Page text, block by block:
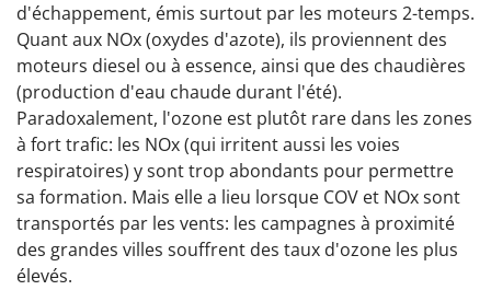
d'échappement, émis surtout par les moteurs 2-temps.
Quant aux NOx (oxydes d'azote), ils proviennent des
moteurs diesel ou à essence, ainsi que des chaudières
(production d'eau chaude durant l'été).
Paradoxalement, l'ozone est plutôt rare dans les zones
à fort trafic: les NOx (qui irritent aussi les voies
respiratoires) y sont trop abondants pour permettre
sa formation. Mais elle a lieu lorsque COV et NOx sont
transportés par les vents: les campagnes à proximité
des grandes villes souffrent des taux d'ozone les plus
élevés.